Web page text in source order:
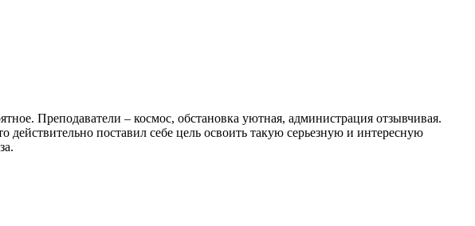
Преподаватели – космос, обстановка уютная, администрация отзывчивая.
поставил себе цель освоить такую серьезную и интересную